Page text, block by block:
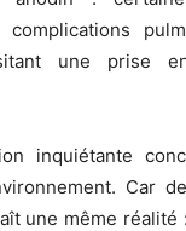
complications
une prise
inquiétante
Car
une même réalité